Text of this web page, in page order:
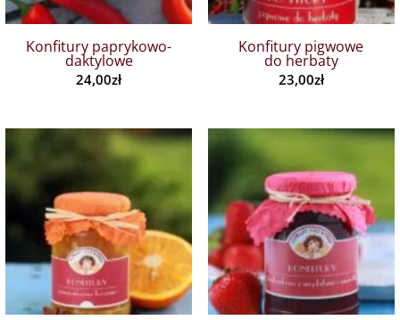
Konfitury paprykowo-
daktylowe
24,00zł
Konfitury pigwowe
do herbaty
23,00zł